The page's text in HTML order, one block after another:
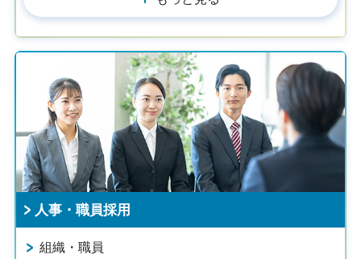
人事・職員採用
組織・職員